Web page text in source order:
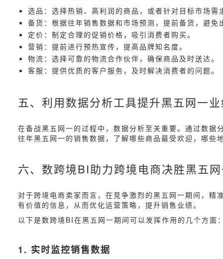
选品：选择热销、高利润的商品，或者针对目标市场需
备货：根据往年销售数据和市场预测，提前备货，避免
定价：制定合理的促销价格，吸引消费者购买。
营销：提前进行预热宣传，提高品牌知名度。
物流：选择可靠的物流合作伙伴，确保商品及时送达。
客服：提供优质的客户服务，及时解决消费者的问题。
五、利用数据分析工具提升黑五网一
在备战黑五网一的过程中，数据分析至关重要。通过数
往年黑五网一的销售数据，了解哪些商品最受欢迎，哪
六、数跨境BI助力跨境电商决胜黑五
对于跨境电商卖家而言，在竞争激烈的黑五网一期间，精
有价值的信息，从而优化运营策略，提升销售业绩。
以下是数跨境BI在黑五网一期间可以发挥作用的几个方面
1. 实时监控销售数据